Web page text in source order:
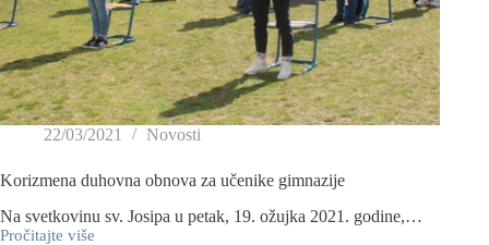
22/03/2021 Novosti
Korizmena duhovna obnova za učenike gimnazije
Na svetkovinu sv. Josipa u petak, 19. ožujka 2021. godine,…
Pročitajte više